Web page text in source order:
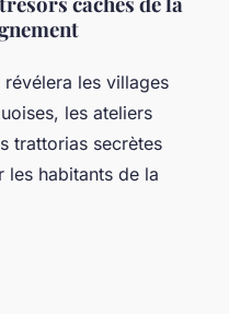
révélera les villages
les ateliers
trattorias secrètes
les habitants de la